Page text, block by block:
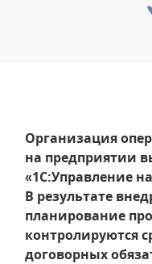
Организация
на предприятии
«1С:Управление
В результате
планирование
контролируются
договорных